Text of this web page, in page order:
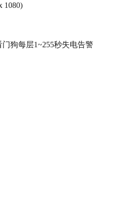
1080)
狗每层1~255秒失电告警